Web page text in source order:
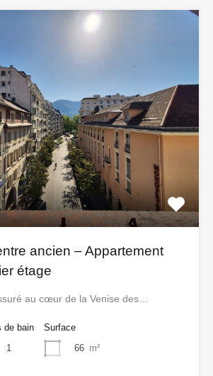
ancien – Appartement
étage
au cœur de la Venise des…
de bain
1
Surface
66 m²